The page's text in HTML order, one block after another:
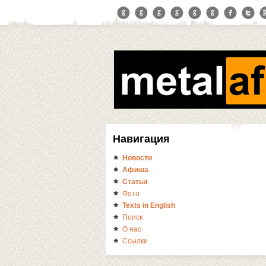
Навигация
Новости
Афиша
Статьи
Фото
Texts in English
Поиск
О нас
Ссылки